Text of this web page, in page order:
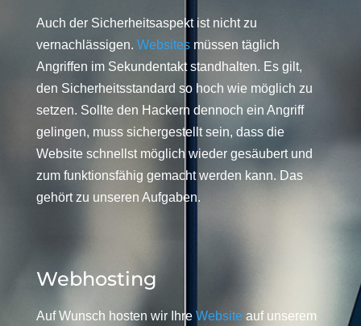
Auch der Sicherheitsaspekt ist nicht zu
vernachlässigen. Websitesmüssen täglich
Angriffen im Sekundentakt standhalten. Es gilt,
den Sicherheitsstandard so hoch wie möglich zu
setzen. Sollte den Hackern dennoch ein Angriff
gelingen, muss sichergestellt sein, dass die
Website schnellst möglich wieder gesäubert und
zum funktionsfähig gemacht werden kann. Das
gehört zu unseren Aufgaben.
Webhosting
Auf Wunsch hosten wir Ihre Website auf unserem